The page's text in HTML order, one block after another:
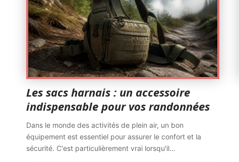
Les sacs harnais : un accessoire
indispensable pour vos randonnées
Dans le monde des activités de plein air, un bon
équipement est essentiel pour assurer le confort et la
sécurité. C'est particulièrement vrai lorsqu'il…